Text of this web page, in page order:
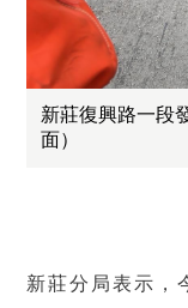
新莊復興路一段
面）
新莊分局表示，